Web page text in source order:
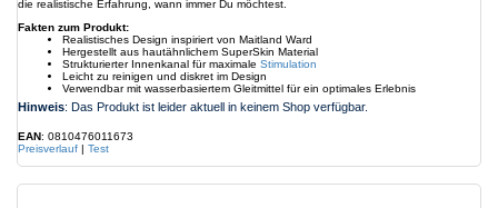
die realistische Erfahrung, wann immer Du möchtest.
Fakten zum Produkt:
Realistisches Design inspiriert von Maitland Ward
Hergestellt aus hautähnlichem SuperSkin Material
Strukturierter Innenkanal für maximale Stimulation
Leicht zu reinigen und diskret im Design
Verwendbar mit wasserbasiertem Gleitmittel für ein optimales Erlebnis
Hinweis: Das Produkt ist leider aktuell in keinem Shop verfügbar.
EAN: 0810476011673
Preisverlauf | Test